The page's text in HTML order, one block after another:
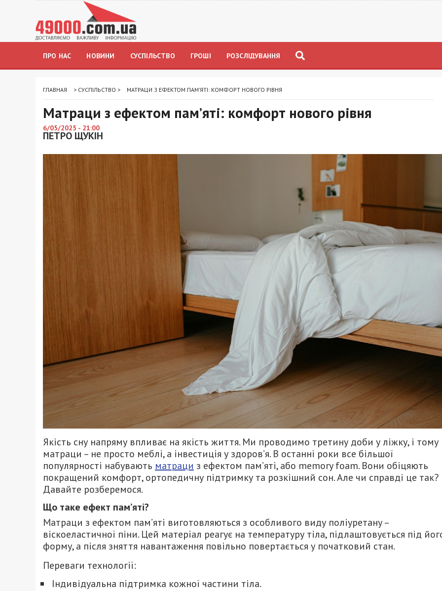
ПРО НАС НОВИНИ СУСПІЛЬСТВО ГРОШІ РОЗСЛІДУВАННЯ
ГЛАВНАЯ > СУСПІЛЬСТВО > МАТРАЦИ З ЕФЕКТОМ ПАМ’ЯТІ: КОМФОРТ НОВОГО РІВНЯ
Матраци з ефектом пам’яті: комфорт нового рівня
6/05/2025 - 21:00
ПЕТРО ЩУКІН
Якість сну напряму впливає на якість життя. Ми проводимо третину доби у ліжку, і тому
матраци – не просто меблі, а інвестиція у здоров’я. В останні роки все більшої
популярності набувають матраци з ефектом пам’яті, або memory foam. Вони обіцяють
покращений комфорт, ортопедичну підтримку та розкішний сон. Але чи справді це так?
Давайте розберемося.
Що таке ефект пам’яті?
Матраци з ефектом пам’яті виготовляються з особливого виду поліуретану –
віскоеластичної піни. Цей матеріал реагує на температуру тіла, підлаштовується під
форму, а після зняття навантаження повільно повертається у початковий стан.
Переваги технології:
Індивідуальна підтримка кожної частини тіла.